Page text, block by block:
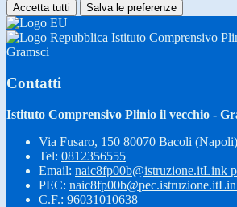
Accetta tutti Salva le preferenze
Istituto Comprensivo
Gramsci
Contatti
Istituto Comprensivo Plinio il vecchio -
Via Fusaro, 150 80070 Bacoli (Napoli)
Tel: 0812356555
Email: naic8fp00b@istruzione.itLink
PEC: naic8fp00b@pec.istruzione.it
C.F.: 96031010638